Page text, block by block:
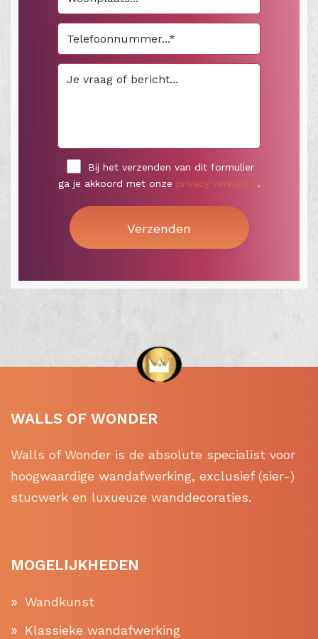
Bij het verzenden van dit formulier
ga je akkoord met onze privacy verklaring.
WALLS OF WONDER
Walls of Wonder is de absolute specialist voor
hoogwaardige wandafwerking, exclusief (sier-)
stucwerk en luxueuze wanddecoraties.
MOGELIJKHEDEN
Wandkunst
Klassieke wandafwerking